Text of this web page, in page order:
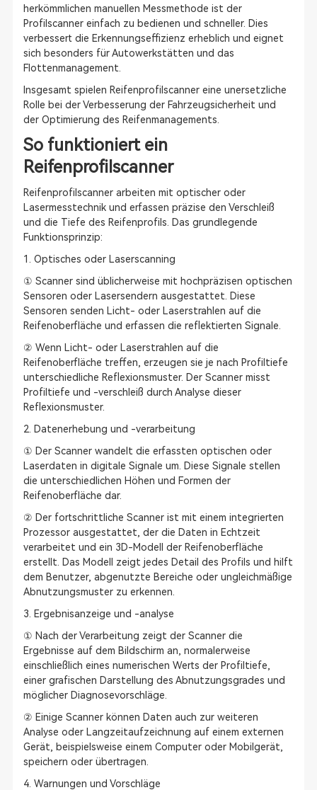
herkömmlichen manuellen Messmethode ist der
Profilscanner einfach zu bedienen und schneller. Dies
verbessert die Erkennungseffizienz erheblich und eignet
sich besonders für Autowerkstätten und das
Flottenmanagement.
Insgesamt spielen Reifenprofilscanner eine unersetzliche
Rolle bei der Verbesserung der Fahrzeugsicherheit und
der Optimierung des Reifenmanagements.
So funktioniert ein
Reifenprofilscanner
Reifenprofilscanner arbeiten mit optischer oder
Lasermesstechnik und erfassen präzise den Verschleiß
und die Tiefe des Reifenprofils. Das grundlegende
Funktionsprinzip:
1. Optisches oder Laserscanning
① Scanner sind üblicherweise mit hochpräzisen optischen
Sensoren oder Lasersendern ausgestattet. Diese
Sensoren senden Licht- oder Laserstrahlen auf die
Reifenoberfläche und erfassen die reflektierten Signale.
② Wenn Licht- oder Laserstrahlen auf die
Reifenoberfläche treffen, erzeugen sie je nach Profiltiefe
unterschiedliche Reflexionsmuster. Der Scanner misst
Profiltiefe und -verschleiß durch Analyse dieser
Reflexionsmuster.
2. Datenerhebung und -verarbeitung
① Der Scanner wandelt die erfassten optischen oder
Laserdaten in digitale Signale um. Diese Signale stellen
die unterschiedlichen Höhen und Formen der
Reifenoberfläche dar.
② Der fortschrittliche Scanner ist mit einem integrierten
Prozessor ausgestattet, der die Daten in Echtzeit
verarbeitet und ein 3D-Modell der Reifenoberfläche
erstellt. Das Modell zeigt jedes Detail des Profils und hilft
dem Benutzer, abgenutzte Bereiche oder ungleichmäßige
Abnutzungsmuster zu erkennen.
3. Ergebnisanzeige und -analyse
① Nach der Verarbeitung zeigt der Scanner die
Ergebnisse auf dem Bildschirm an, normalerweise
einschließlich eines numerischen Werts der Profiltiefe,
einer grafischen Darstellung des Abnutzungsgrades und
möglicher Diagnosevorschläge.
② Einige Scanner können Daten auch zur weiteren
Analyse oder Langzeitaufzeichnung auf einem externen
Gerät, beispielsweise einem Computer oder Mobilgerät,
speichern oder übertragen.
4. Warnungen und Vorschläge